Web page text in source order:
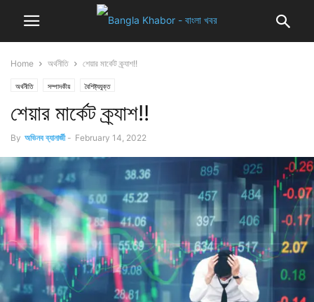
Home অর্থনীতি শেয়ার মার্কেট ক্র্যাশ!!
অর্থনীতি সম্পাদকীয় বৈশিষ্ট্যযুক্ত
শেয়ার মার্কেট ক্র্যাশ!!
By অভিনব ব্যানার্জী - February 14, 2022